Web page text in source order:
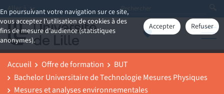
En poursuivant votre navigation sur ce site,
vous acceptez l'utilisation de cookies à des
fins de mesure d'audience (statistiques
anonymes).
Accepter Refuser
Aller à
Accueil Offre de formation
BUT
Bachelor Universitaire de Technologie Mesures Physiques
Mesures et analyses environnementales